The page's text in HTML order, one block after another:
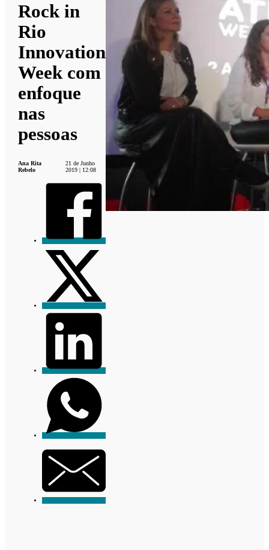
Rock in
Rio
Innovation
Week com
enfoque
nas
pessoas
Ana Rita
Rebelo
21 de Junho
2019 | 12:08